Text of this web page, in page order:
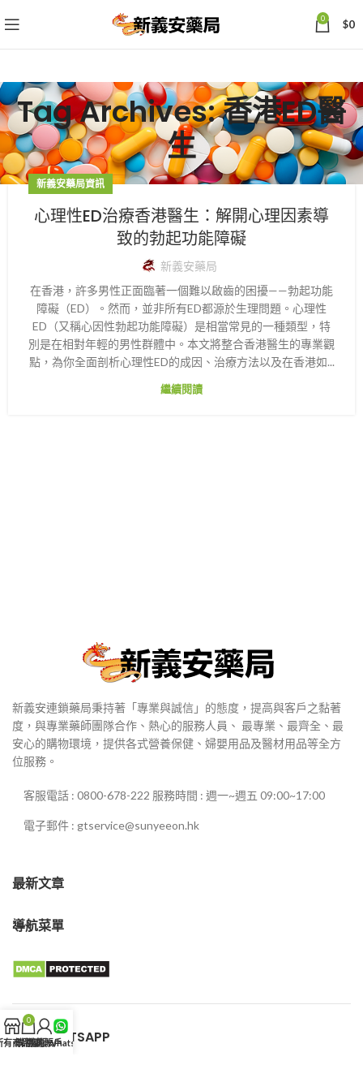
0 $0
Tag Archives: 香港ED醫
生
新義安藥局資訊
心理性ED治療香港醫生：解開心理因素導
致的勃起功能障礙
新義安藥局
在香港，許多男性正面臨著一個難以啟齒的困擾——勃起功能
障礙（ED）。然而，並非所有ED都源於生理問題。心理性
ED（又稱心因性勃起功能障礙）是相當常見的一種類型，特
別是在相對年輕的男性群體中。本文將整合香港醫生的專業觀
點，為你全面剖析心理性ED的成因、治療方法以及在香港如...
繼續閱讀
新義安連鎖藥局秉持著「專業與誠信」的態度，提高與客戶之黏著
度，與專業藥師團隊合作、熱心的服務人員、 最專業、最齊全、最
安心的購物環境，提供各式營養保健、婦嬰用品及醫材用品等全方
位服務。
客服電話 : 0800-678-222 服務時間 : 週一~週五 09:00~17:00
電子郵件 : gtservice@sunyeeon.hk
最新文章
導航菜單
客服WHATSAPP
有商品
0
購物車我的賬戶
客服WhatsApp